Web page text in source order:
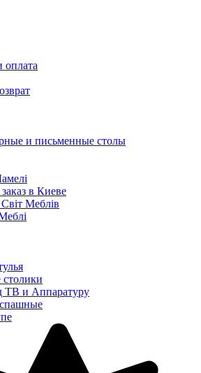
оплата
и письменные столы
в Киеве
Меблів
столики
ТВ и Аппаратуру